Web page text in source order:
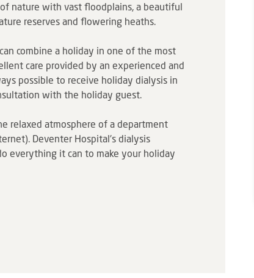
nature with vast floodplains, a beautiful
reserves and flowering heaths.
combine a holiday in one of the most
care provided by an experienced and
possible to receive holiday dialysis in
with the holiday guest.
relaxed atmosphere of a department
Deventer Hospital's dialysis
everything it can to make your holiday